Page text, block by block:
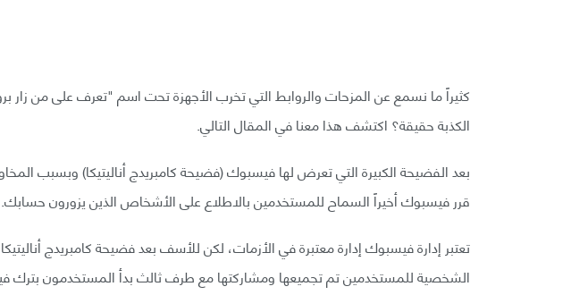
كثيراً ما نسمع عن المزحات والروابط التي تخرب الأجهزة تحت اسم "تعرف على من زار
الكذبة حقيقة؟ اكتشف هذا معنا في المقال التالي.
بعد الفضيحة الكبيرة التي تعرض لها فيسبوك (فضيحة كامبريدج أناليتيكا) وبسبب
قرر فيسبوك أخيراً السماح للمستخدمين بالاطلاع على الأشخاص الذين يزورون حسابك.
تعتبر إدارة فيسبوك إدارة معتبرة في الأزمات، لكن للأسف بعد فضيحة كامبريدج
الشخصية للمستخدمين تم تجميعها ومشاركتها مع طرف ثالث بدأ المستخدمون